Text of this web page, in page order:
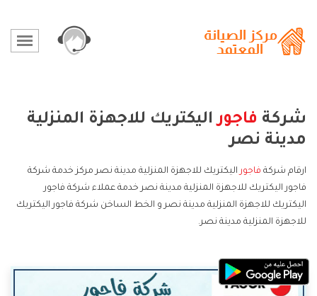
شركة فاجوراليكتريك للاجهزة المنزلية
مدينة نصر
ارقام شركة فاجور اليكتريك للاجهزة المنزلية مدينة نصر مركز خدمة شركة
فاجور اليكتريك للاجهزة المنزلية مدينة نصر خدمة عملاء شركة فاجور
اليكتريك للاجهزة المنزلية مدينة نصر و الخط الساخن شركة فاجور اليكتريك
للاجهزة المنزلية مدينة نصر.